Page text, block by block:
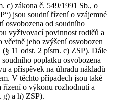
c) zákona č. 549/1991 Sb., o
jsou soudní řízení o vzájemné
osvobozena od soudního
vyživovací povinnost rodičů a
jeho zvýšení osvobozen
11 odst. 2 písm. c) ZSP). Dále
poplatku osvobozena
a příspěvek na úhradu nákladů
V těchto případech jsou také
řízení o výkonu rozhodnutí a
g) a h) ZSP).